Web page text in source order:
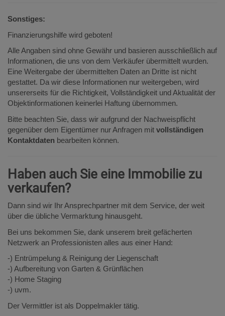
Sonstiges:
Finanzierungshilfe wird geboten!
Alle Angaben sind ohne Gewähr und basieren ausschließlich auf
Informationen, die uns von dem Verkäufer übermittelt wurden.
Eine Weitergabe der übermittelten Daten an Dritte ist nicht
gestattet. Da wir diese Informationen nur weitergeben, wird
unsererseits für die Richtigkeit, Vollständigkeit und Aktualität der
Objektinformationen keinerlei Haftung übernommen.
Bitte beachten Sie, dass wir aufgrund der Nachweispflicht
gegenüber dem Eigentümer nur Anfragen mit vollständigen
Kontaktdaten bearbeiten können.
Haben auch Sie eine Immobilie zu
verkaufen?
Dann sind wir Ihr Ansprechpartner mit dem Service, der weit
über die übliche Vermarktung hinausgeht.
Bei uns bekommen Sie, dank unserem breit gefächerten
Netzwerk an Professionisten alles aus einer Hand:
-) Entrümpelung & Reinigung der Liegenschaft
-) Aufbereitung von Garten & Grünflächen
-) Home Staging
-) uvm.
Der Vermittler ist als Doppelmakler tätig.